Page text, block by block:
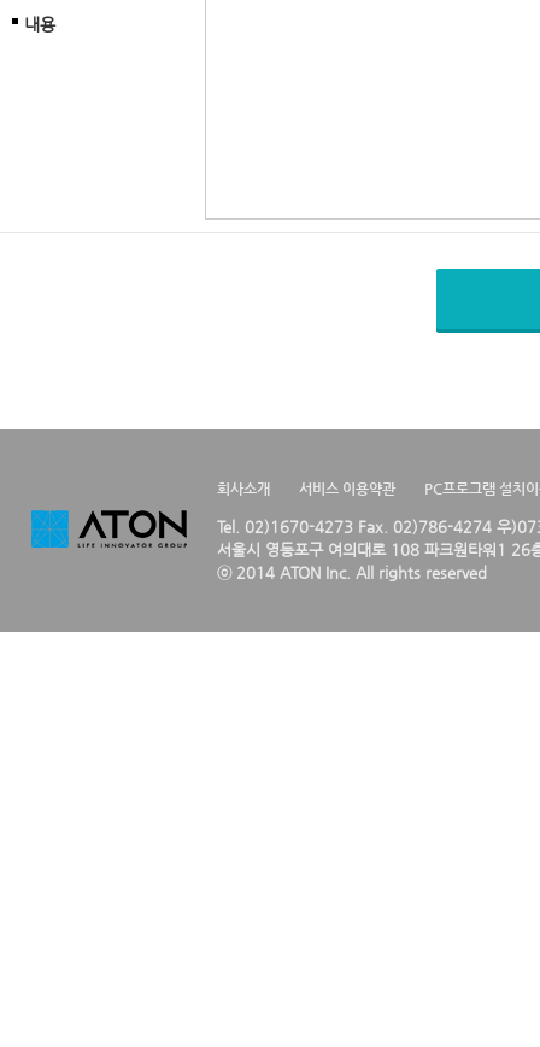
내용
회사소개 서비스 이용약관 PC프로그램 설치
Tel. 02)1670-4273 Fax. 02)786-4274 우
서울시 영등포구 여의대로 108 파크원타워1 26
ⓒ 2014 ATON Inc. All rights reserved